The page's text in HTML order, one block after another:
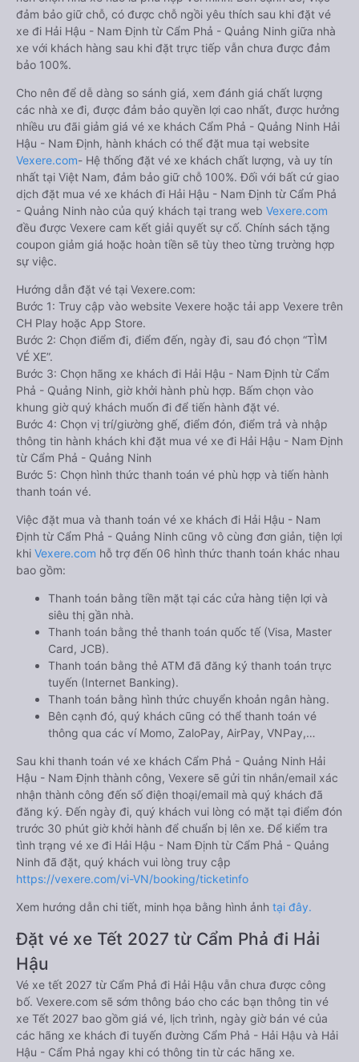
đảm bảo giữ chỗ, có được chỗ ngồi yêu thích sau khi đặt vé
xe đi Hải Hậu - Nam Định từ Cẩm Phả - Quảng Ninh giữa nhà
xe với khách hàng sau khi đặt trực tiếp vẫn chưa được đảm
bảo 100%.
Cho nên để dễ dàng so sánh giá, xem đánh giá chất lượng
các nhà xe đi, được đảm bảo quyền lợi cao nhất, được hưởng
nhiều ưu đãi giảm giá vé xe khách Cẩm Phả - Quảng Ninh Hải
Hậu - Nam Định, hành khách có thể đặt mua tại website
Vexere.com- Hệ thống đặt vé xe khách chất lượng, và uy tín
nhất tại Việt Nam, đảm bảo giữ chỗ 100%. Đối với bất cứ giao
dịch đặt mua vé xe khách đi Hải Hậu - Nam Định từ Cẩm Phả
- Quảng Ninh nào của quý khách tại trang web Vexere.com
đều được Vexere cam kết giải quyết sự cố. Chính sách tặng
coupon giảm giá hoặc hoàn tiền sẽ tùy theo từng trường hợp
sự việc.
Hướng dẫn đặt vé tại Vexere.com:
Bước 1: Truy cập vào website Vexere hoặc tải app Vexere trên
CH Play hoặc App Store.
Bước 2: Chọn điểm đi, điểm đến, ngày đi, sau đó chọn “TÌM
VÉ XE”.
Bước 3: Chọn hãng xe khách đi Hải Hậu - Nam Định từ Cẩm
Phả - Quảng Ninh, giờ khởi hành phù hợp. Bấm chọn vào
khung giờ quý khách muốn đi để tiến hành đặt vé.
Bước 4: Chọn vị trí/giường ghế, điểm đón, điểm trả và nhập
thông tin hành khách khi đặt mua vé xe đi Hải Hậu - Nam Định
từ Cẩm Phả - Quảng Ninh
Bước 5: Chọn hình thức thanh toán vé phù hợp và tiến hành
thanh toán vé.
Việc đặt mua và thanh toán vé xe khách đi Hải Hậu - Nam
Định từ Cẩm Phả - Quảng Ninh cũng vô cùng đơn giản, tiện lợi
khi Vexere.com hỗ trợ đến 06 hình thức thanh toán khác nhau
bao gồm:
Thanh toán bằng tiền mặt tại các cửa hàng tiện lợi và
siêu thị gần nhà.
Thanh toán bằng thẻ thanh toán quốc tế (Visa, Master
Card, JCB).
Thanh toán bằng thẻ ATM đã đăng ký thanh toán trực
tuyến (Internet Banking).
Thanh toán bằng hình thức chuyển khoản ngân hàng.
Bên cạnh đó, quý khách cũng có thể thanh toán vé
thông qua các ví Momo, ZaloPay, AirPay, VNPay,…
Sau khi thanh toán vé xe khách Cẩm Phả - Quảng Ninh Hải
Hậu - Nam Định thành công, Vexere sẽ gửi tin nhắn/email xác
nhận thành công đến số điện thoại/email mà quý khách đã
đăng ký. Đến ngày đi, quý khách vui lòng có mặt tại điểm đón
trước 30 phút giờ khởi hành để chuẩn bị lên xe. Để kiểm tra
tình trạng vé xe đi Hải Hậu - Nam Định từ Cẩm Phả - Quảng
Ninh đã đặt, quý khách vui lòng truy cập
https://vexere.com/vi-VN/booking/ticketinfo
Xem hướng dẫn chi tiết, minh họa bằng hình ảnh tại đây.
Đặt vé xe Tết 2027 từ Cẩm Phả đi Hải
Hậu
Vé xe tết 2027 từ Cẩm Phả đi Hải Hậu vẫn chưa được công
bố. Vexere.com sẽ sớm thông báo cho các bạn thông tin vé
xe Tết 2027 bao gồm giá vé, lịch trình, ngày giờ bán vé của
các hãng xe khách đi tuyến đường Cẩm Phả - Hải Hậu và Hải
Hậu - Cẩm Phả ngay khi có thông tin từ các hãng xe.